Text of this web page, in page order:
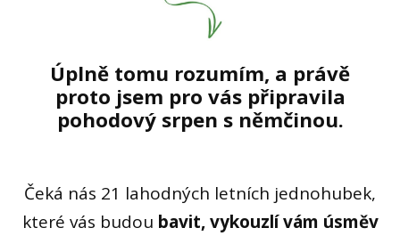
Úplně tomu rozumím, a právě
proto jsem pro vás připravila
pohodový srpen s němčinou.
Čeká nás 21 lahodných letních jednohubek,
které vás budou bavit, vykouzlí vám úsměv